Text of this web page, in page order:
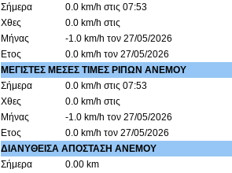
Σήμερα
0.0 km/h στις 07:53
Χθες
0.0 km/h στις
Μήνας
-1.0 km/h τον 27/05/2026
Ετος
0.0 km/h τον 27/05/2026
ΜΕΓΙΣΤΕΣ ΜΕΣΕΣ ΤΙΜΕΣ ΡΙΠΩΝ ΑΝΕΜΟΥ
Σήμερα
0.0 km/h στις 07:53
Χθες
0.0 km/h στις
Μήνας
-1.0 km/h τον 27/05/2026
Ετος
0.0 km/h τον 27/05/2026
ΔΙΑΝΥΘΕΙΣΑ ΑΠΟΣΤΑΣΗ ΑΝΕΜΟΥ
Σήμερα
0.00 km